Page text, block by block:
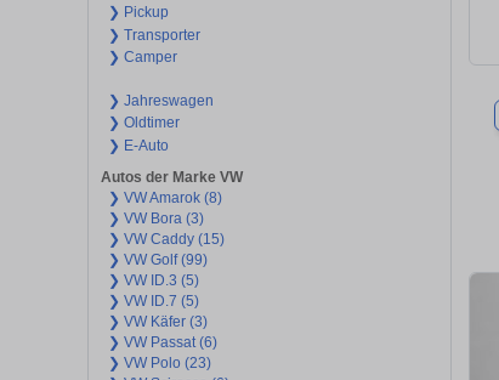
❯ Pickup
❯ Transporter
❯ Camper
❯ Jahreswagen
❯ Oldtimer
❯ E-Auto
Autos der Marke VW
❯ VW Amarok (8)
❯ VW Bora (3)
❯ VW Caddy (15)
❯ VW Golf (99)
❯ VW ID.3 (5)
❯ VW ID.7 (5)
❯ VW Käfer (3)
❯ VW Passat (6)
❯ VW Polo (23)